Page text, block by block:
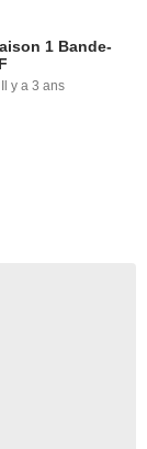
1 Bande-
Il y a 3 ans